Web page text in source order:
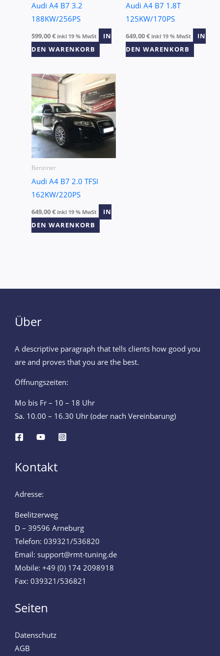
Audi A4 B7 3.2
188KW/256PS
599,00€ inkl 19 % MwSt
IN
DEN WARENKORB
Audi A4 B7 1.8T
125KW/170PS
649,00€ inkl 19 % MwSt
IN
DEN WARENKORB
Benziner
Audi A4 B7 2.0 TFSI
162KW/220PS
649,00€ inkl 19 % MwSt
IN
DEN WARENKORB
Über
A descriptive paragraph that tells clients how good you
are and proves that you are the best.
Öffnungszeiten:
Mo bis Fr – 10 – 18 Uhr
Sa. 10.00 – 16.30 Uhr (oder nach Vereinbarung)
Kontakt
Adresse:
Beelitzerweg
D – 39596 Arneburg
Telefon: 039321/536820
Email: support@rmt-tuning.de
Mobile: +49 (0) 174 2098918
Fax: 039321/536821
Seiten
Datenschutz
AGB